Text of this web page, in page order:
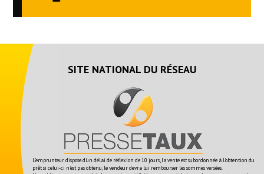
SITE NATIONAL DU RÉSEAU
L'emprunteur dispose d'un délai de réflexion de 10 jours, la vente est subordonnée à l'obtention du
prêt si celui-ci n'est pas obtenu, le vendeur devra lui rembourser les sommes versées.